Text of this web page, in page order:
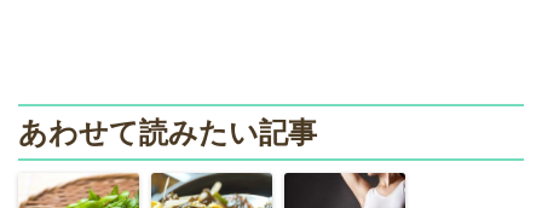
あわせて読みたい記事